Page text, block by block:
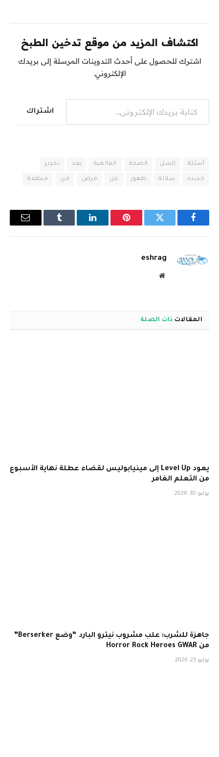
اكتشاف المزيد من موقع تدخين الطبخ
اشترك للحصول على أحدث التدوينات المرسلة إلى بريدك
الإلكتروني.
كتابة بريدك الإلكتروني...
اشتراك
أسئلة السل الصحة العالمية بعد تحذير
جديدة سلالة ظهور عن مرض من منظمة
فيسبوك تويتر بينتيريستلينكدإن Tumblr
البريد
eshrag
موقع
المقالات ذات الصلة
يعود Level Up إلى مينيابوليس لقضاء عطلة نهاية الأسبوع
من التعلم الغامر
يوليو 30, 2026
جاهزة للشرب: علب مشروب نيترو البارد “وضع Berserker”
من Horror Rock Heroes GWAR
يوليو 23, 2026